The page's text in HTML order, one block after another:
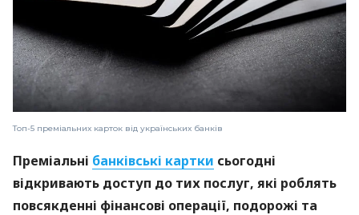
Топ-5 преміальних карток від українських банків
Преміальні банківські картки сьогодні
відкривають доступ до тих послуг, які роблять
повсякденні фінансові операції, подорожі та